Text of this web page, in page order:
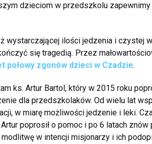
dzieciom w przedszkolu
wystarczającej ilości jedzenia i czystej
się tragedią. Przez
połowy zgonów dzieci w Czadzie.
ks. Artur Bartol, który w 2015 roku
dla przedszkolaków. Od wielu lat
w miarę możliwości jedzenie i leki.
poprosił o pomoc i po 6 latach
w intencji misjonarzy i ich